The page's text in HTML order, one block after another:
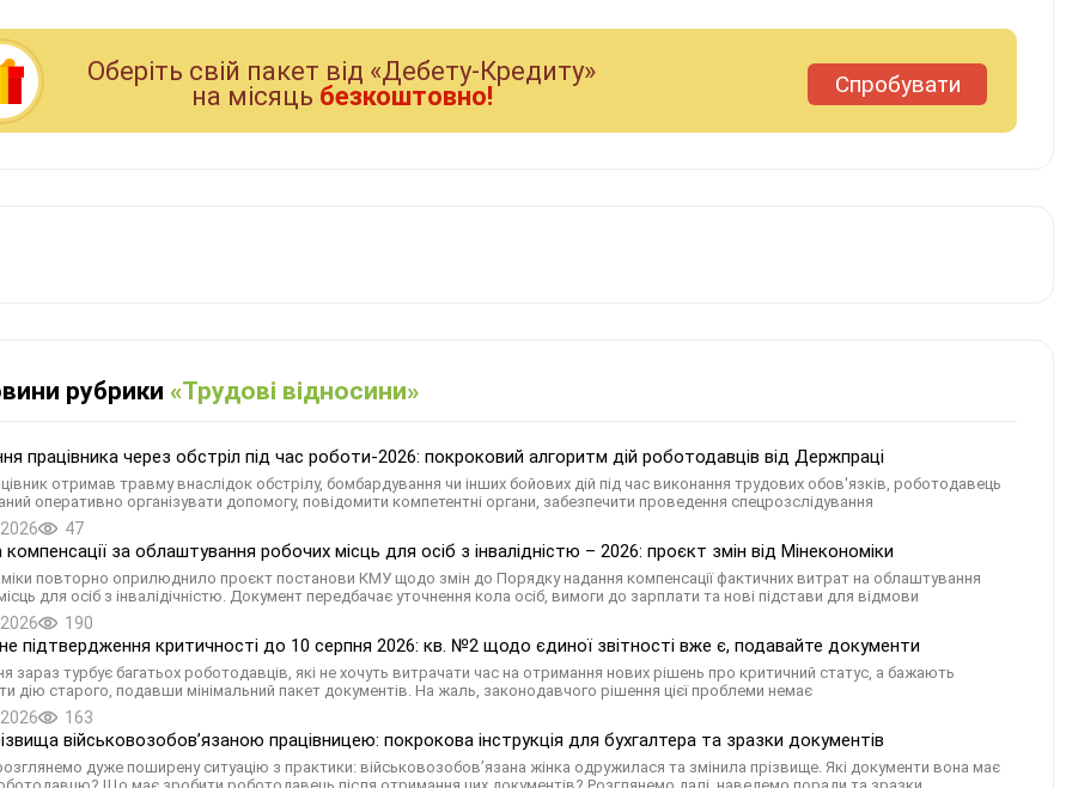
Оберiть свiй пакет вiд «Дебету-Кредиту»
на мiсяць безкоштовно! Спробувати
рубрики «Трудові відносини»
працівника через обстріл під час роботи-2026: покроковий алгоритм дій роботодавців від Держпраці
отримав травму внаслідок обстрілу, бомбардування чи інших бойових дій під час виконання трудових обов'язків, роботодавець
оперативно організувати допомогу, повідомити компетентні органи, забезпечити проведення спецрозслідування
47
за облаштування робочих місць для осіб з інвалідністю – 2026: проєкт змін від Мінекономіки
повторно оприлюднило проєкт постанови КМУ щодо змін до Порядку надання компенсації фактичних витрат на облаштування
для осіб з інвалідічністю. Документ передбачає уточнення кола осіб, вимоги до зарплати та нові підстави для відмови
190
підтвердження критичності до 10 серпня 2026: кв. №2 щодо єдиної звітності вже є, подавайте документи
зараз турбує багатьох роботодавців, які не хочуть витрачати час на отримання нових рішень про критичний статус, а бажають
дію старого, подавши мінімальний пакет документів. На жаль, законодавчого рішення цієї проблеми немає
163
військовозобов’язаною працівницею: покрокова інструкція для бухгалтера та зразки документів
дуже поширену ситуацію з практики: військовозобов’язана жінка одружилася та змінила прізвище. Які документи вона має